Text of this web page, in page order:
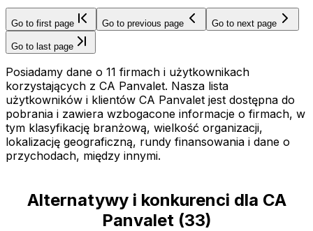
Go to first page Go to previous page Go to next page
Go to last page
Posiadamy dane o 11 firmach i użytkownikach
korzystających z CA Panvalet. Nasza lista
użytkowników i klientów CA Panvalet jest dostępna do
pobrania i zawiera wzbogacone informacje o firmach, w
tym klasyfikację branżową, wielkość organizacji,
lokalizację geograficzną, rundy finansowania i dane o
przychodach, między innymi.
Alternatywy i konkurenci dla CA
Panvalet(33)